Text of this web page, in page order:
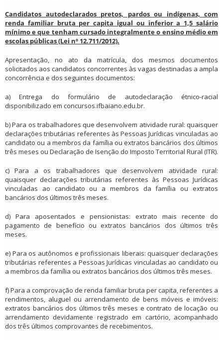
Candidatos autodeclarados pretos, pardos ou indígenas, com
renda familiar bruta per capita igual ou inferior a 1,5 salário
mínimo e que tenham cursado integralmente o ensino médio em
escolas públicas (Lei nº 12.711/2012).
Apresentação, no ato da matrícula, dos mesmos documentos
solicitados aos candidatos concorrentes às vagas destinadas a ampla
concorrência e dos seguintes documentos:
a) Entrega do formulário de autodeclaração étnico-racial
disponibilizado em concursos.ifbaiano.edu.br.
b) Para os trabalhadores que desenvolvem atividade rural: quaisquer
declarações tributárias referentes às Pessoas Jurídicas vinculadas ao
candidato ou a membros da família ou extratos bancários dos últimos
três meses ou Declaração de Isenção do Imposto Territorial Rural (ITR).
c) Para a os trabalhadores que desenvolvem atividade rural:
quaisquer declarações tributárias referentes às Pessoas Jurídicas
vinculadas ao candidato ou a membros da família ou extratos
bancários dos últimos três meses.
d) Para aposentados e pensionistas: extrato mais recente do
pagamento de benefício ou extratos bancários dos últimos três
meses.
e) Para os autônomos e profissionais liberais: quaisquer declarações
tributárias referentes a Pessoas Jurídicas vinculadas ao candidato ou
a membros da família ou extratos bancários dos últimos três meses.
f) Para a comprovação de renda familiar bruta per capita, referentes a
rendimentos, aluguel ou arrendamento de bens móveis e imóveis:
extratos bancários dos últimos três meses e contrato de locação ou
arrendamento devidamente registrado em cartório, acompanhado
dos três últimos comprovantes de recebimentos.